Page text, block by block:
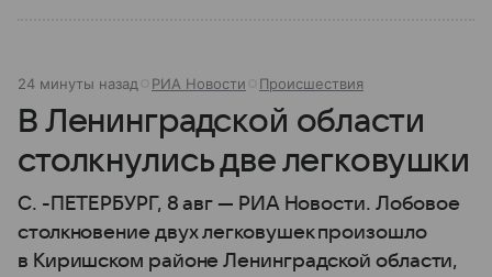
24 минуты назад РИА Новости Происшествия
В Ленинградской области
столкнулись две легковушки
С. -ПЕТЕРБУРГ, 8 авг — РИА Новости. Лобовое
столкновение двух легковушек произошло
в Киришском районе Ленинградской области,